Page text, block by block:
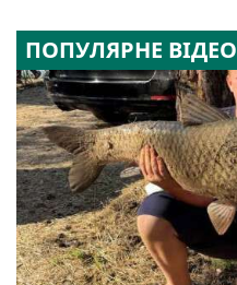
ПОПУЛЯРНЕ ВІДЕО